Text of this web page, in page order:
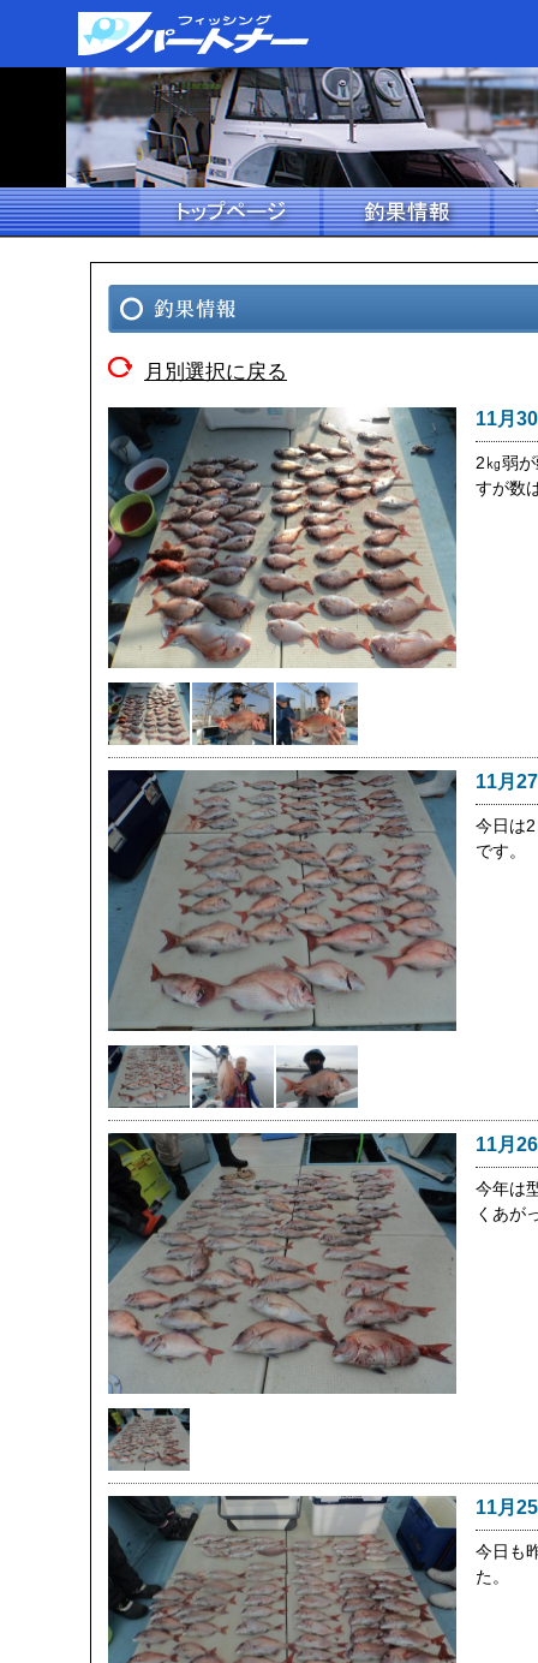
月別選択に戻る
11月
2㎏弱
すが数
11月
今日は
です。
11月
今年は
くあが
11月
今日も
た。